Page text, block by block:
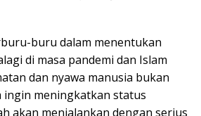
buru dalam menentukan
di masa pandemi dan Islam
dan nyawa manusia bukan
ingin meningkatkan status
akan menjalankan dengan serius